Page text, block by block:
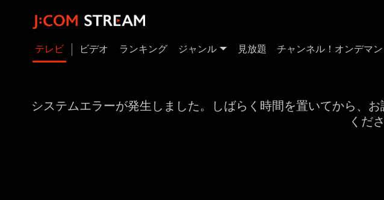
テレビ ビデオ ランキング ジャンル 見放題 チャンネル！オンデマン
システムエラーが発生しました。しばらく時間を置いてから、
くだ